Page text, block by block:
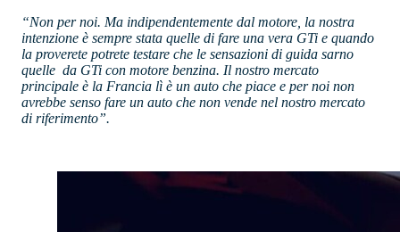
“Non per noi. Ma indipendentemente dal motore, la nostra
intenzione è sempre stata quelle di fare una vera GTi e quando
la proverete potrete testare che le sensazioni di guida sarno
quelle da GTi con motore benzina. Il nostro mercato
principale è la Francia lì è un auto che piace e per noi non
avrebbe senso fare un auto che non vende nel nostro mercato
di riferimento”.